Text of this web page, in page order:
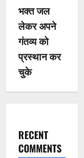
भक्त जल
लेकर अपने
गंतव्य को
प्रस्थान कर
चुके
RECENT
COMMENTS